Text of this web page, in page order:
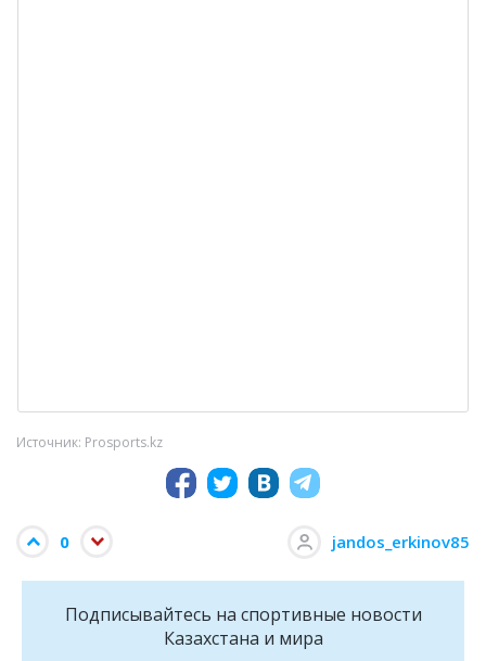
Источник: Prosports.kz
0 jandos_erkinov85
Подписывайтесь на cпортивные новости
Казахстана и мира